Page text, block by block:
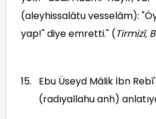
(aleyhissalâtu vesselâm):
yap!" diye emretti." (Tirmizî,
Ebu Üseyd Mâlik İbn
(radıyallahu anh)